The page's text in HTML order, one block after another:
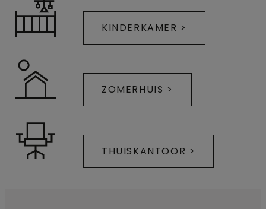
KINDERKAMER >
ZOMERHUIS >
THUISKANTOOR >